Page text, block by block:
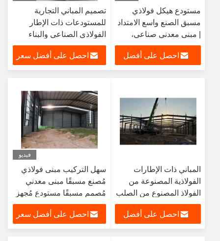
مستودع هيكل فولاذي
مسبق الصنع واسع الامتداد
| مبنى معدني صناعي،
مصنع تخزين لوجستي
تجاري احصل على أفضل
تصميم المباني التجارية
للمستودعات ذات الإطار
الفولاذي الصناعي والبناء
السريع
احصل على أفضل سعر
المباني ذات الإطارات
الفولاذية المصنوعة من
الفولاذ المصنوع من الصلب
المصنوع من الفولاذ
المصنوع من الفولاذ
المصنوع من الصلب
احصل على أفضل
فيديو
سهل التركيب مبنى فولاذي
مُصنع مسبقًا مبنى معدني
مُصمم مسبقًا مستودع مُجهز
احصل على أفضل سعر